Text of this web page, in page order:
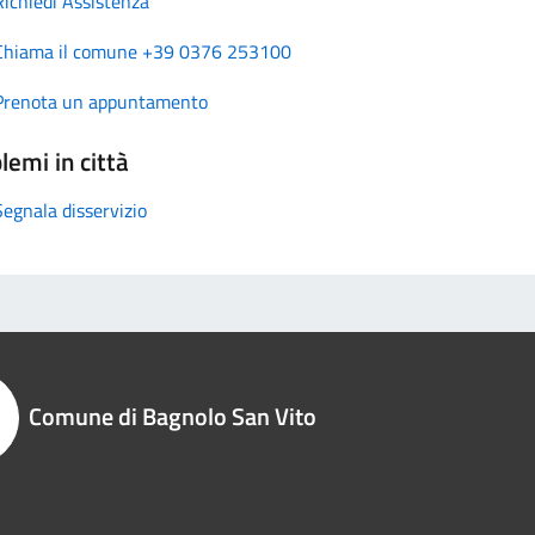
il comune +39 0376 253100
un appuntamento
in città
disservizio
Comune di Bagnolo San Vito